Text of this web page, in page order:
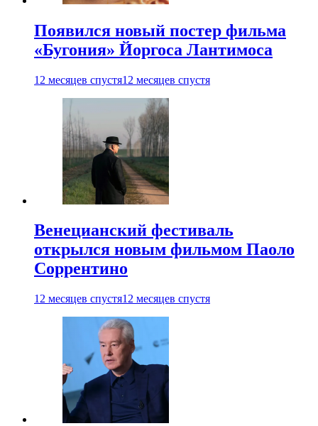
Появился новый постер фильма
«Бугония» Йоргоса Лантимоса
12 месяцев спустя12 месяцев спустя
Венецианский фестиваль
открылся новым фильмом Паоло
Соррентино
12 месяцев спустя12 месяцев спустя